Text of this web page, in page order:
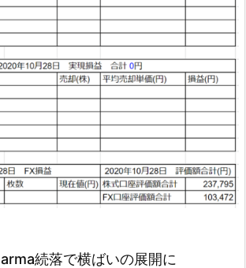
続落で横ばいの展開に